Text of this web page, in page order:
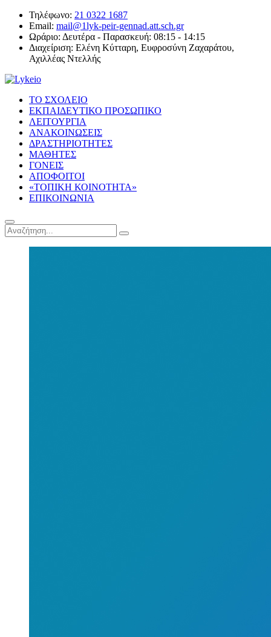
Τηλέφωνο: 21 0322 1687
Email: mail@1lyk-peir-gennad.att.sch.gr
Ωράριο: Δευτέρα - Παρασκευή: 08:15 - 14:15
Διαχείριση: Ελένη Κύτταρη, Ευφροσύνη Ζαχαράτου,
Αχιλλέας Ντελλής
ΤΟ ΣΧΟΛΕΙΟ
ΕΚΠΑΙΔΕΥΤΙΚΟ ΠΡΟΣΩΠΙΚΟ
ΛΕΙΤΟΥΡΓΙΑ
ΑΝΑΚΟΙΝΩΣΕΙΣ
ΔΡΑΣΤΗΡΙΟΤΗΤΕΣ
ΜΑΘΗΤΕΣ
ΓΟΝΕΙΣ
ΑΠΟΦΟΙΤΟΙ
«ΤΟΠΙΚΗ ΚΟΙΝΟΤΗΤΑ»
ΕΠΙΚΟΙΝΩΝΙΑ